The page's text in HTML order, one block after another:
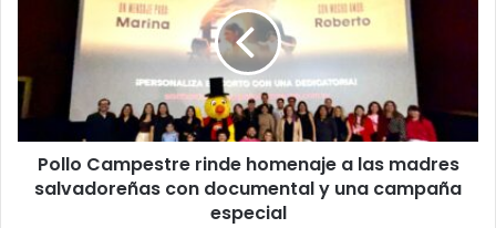
homenaje
madres
salvadoreñas
con
documental
Pollo Campestre rinde homenaje a las madres
salvadoreñas con documental y una campaña
especial